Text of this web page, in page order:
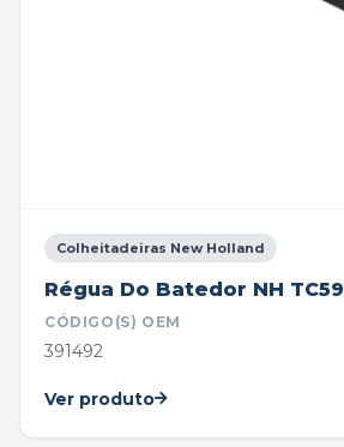
Colheitadeiras New Holland
Régua Do Batedor NH TC59
CÓDIGO(S) OEM
391492
Ver produto